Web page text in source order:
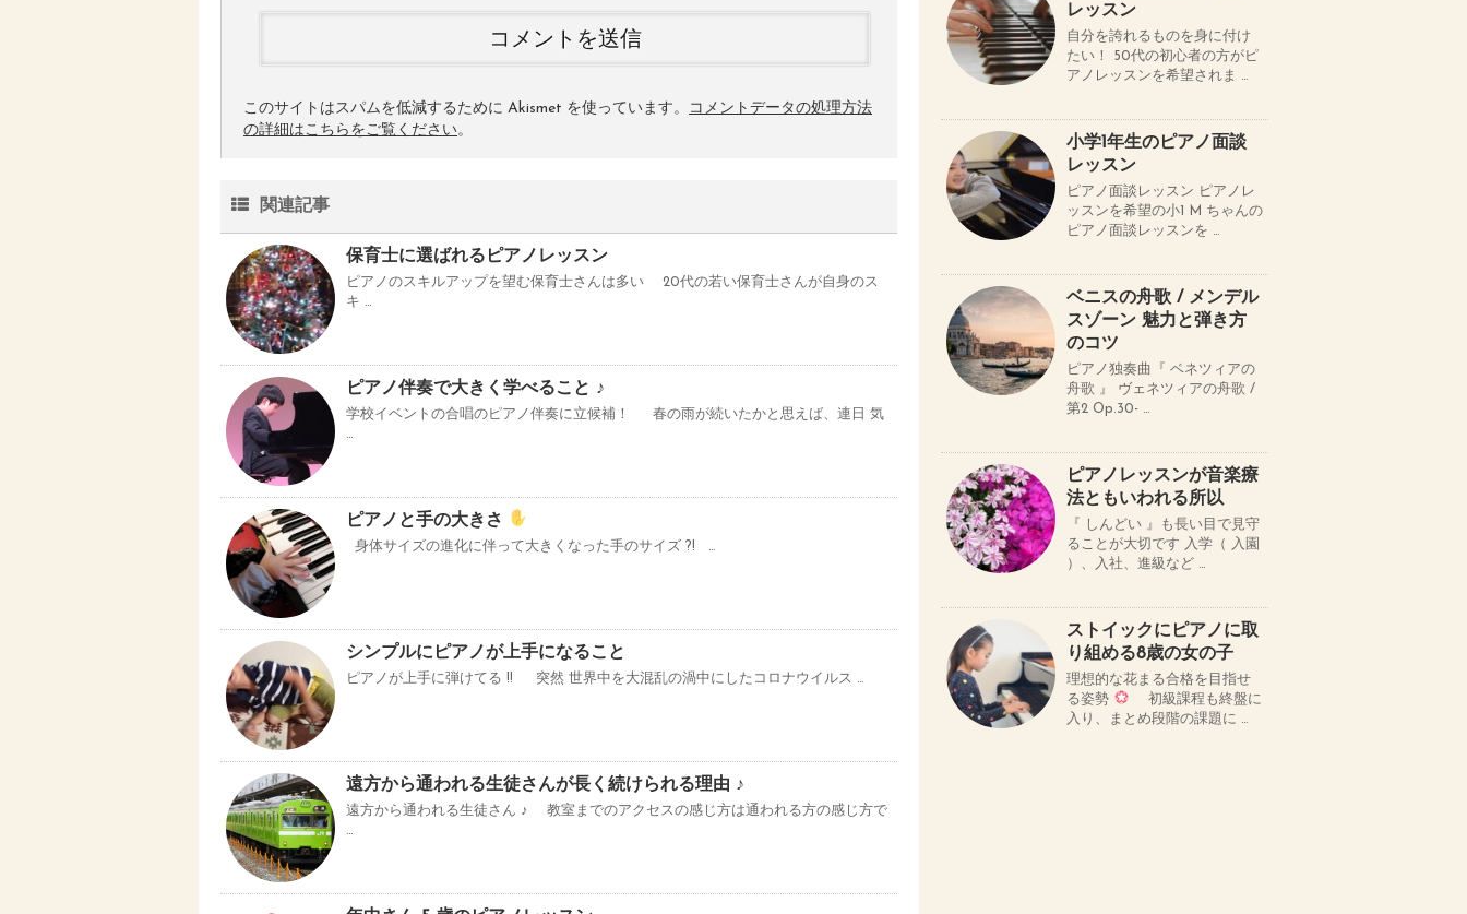
このサイトはスパムを低減するために Akismet を使っています。
コメントデータの処理方法
の詳細はこちらをご覧ください。
関連記事
保育士に選ばれるピアノレッスン
ピアノのスキルアップを望む保育士さんは多い 20代の若い保育士さんが自身のス
キ …
ピアノ伴奏で大きく学べること ♪
学校イベントの合唱のピアノ伴奏に立候補！ 春の雨が続いたかと思えば、連日 気
…
ピアノと手の大きさ
身体サイズの進化に伴って大きくなった手のサイズ ?! …
シンプルにピアノが上手になること
ピアノが上手に弾けてる !! 突然 世界中を大混乱の渦中にしたコロナウイルス …
遠方から通われる生徒さんが長く続けられる理由 ♪
遠方から通われる生徒さん ♪ 教室までのアクセスの感じ方は通われる方の感じ方で
…
レッスン
自分を誇れるものを身に付け
たい！ 50代の初心者の方がピ
アノレッスンを希望されま …
小学1年生のピアノ面談
レッスン
ピアノ面談レッスン ピアノレ
ッスンを希望の小1 M ちゃんの
ピアノ面談レッスンを …
ベニスの舟歌 / メンデル
スゾーン 魅力と弾き方
のコツ
ピアノ独奏曲『 ベネツィアの
舟歌 』 ヴェネツィアの舟歌 /
第2 Op.30- …
ピアノレッスンが音楽療
法ともいわれる所以
『 しんどい 』も長い目で見守
ることが大切です 入学（ 入園
）、入社、進級など …
ストイックにピアノに取
り組める8歳の女の子
理想的な花まる合格を目指せ
る姿勢
初級課程も終盤に
入り、まとめ段階の課題に …